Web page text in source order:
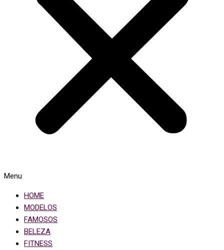
Menu
HOME
MODELOS
FAMOSOS
BELEZA
FITNESS